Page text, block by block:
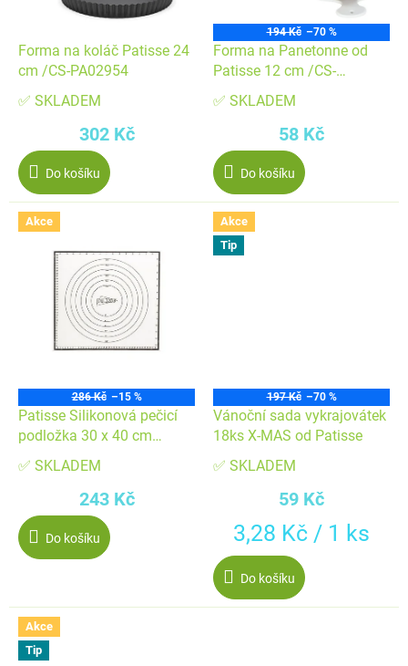
ůd
u
k
Forma na koláč Patisse 24
cm /CS-PA02954
✅ SKLADEM
302 Kč
Do košíku
194 Kč –70 %
Forma na Panetonne od
Patisse 12 cm /CS-
PA02819
✅ SKLADEM
58 Kč
Do košíku
Akce
286 Kč –15 %
Patisse Silikonová pečicí
podložka 30 x 40 cm
/D_01706
✅ SKLADEM
243 Kč
Do košíku
Akce
Tip
197 Kč –70 %
Vánoční sada vykrajovátek
18ks X-MAS od Patisse
✅ SKLADEM
59 Kč
Měrná
cena:
3,28 Kč / 1 ks
Do košíku
Akce
Tip